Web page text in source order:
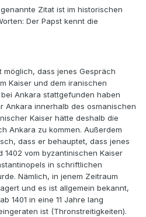
Zitat ist im historischen
Der Papst kennt die
möglich, dass jenes Gespräch
Kaiser und dem iranischen
Ankara stattgefunden haben
Ankara innerhalb des osmanischen
Kaiser hätte deshalb die
Ankara zu kommen. Außerdem
dass er behauptet, dass jenes
1402 vom byzantinischen Kaiser
in schriftlichen
Nämlich, in jenem Zeitraum
und es ist allgemein bekannt,
1401 in eine 11 Jahre lang
ist (Thronstreitigkeiten).